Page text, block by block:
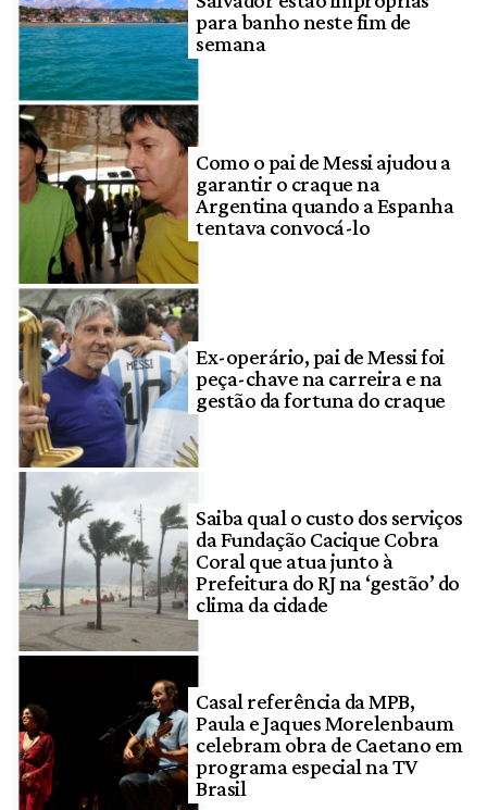
para banho neste fim de
semana
Como o pai de Messi ajudou a
garantir o craque na
Argentina quando a Espanha
tentava convocá-lo
Ex-operário, pai de Messi foi
peça-chave na carreira e na
gestão da fortuna do craque
Saiba qual o custo dos serviços
da Fundação Cacique Cobra
Coral que atua junto à
Prefeitura do RJ na ‘gestão’ do
clima da cidade
Casal referência da MPB,
Paula e Jaques Morelenbaum
celebram obra de Caetano em
programa especial na TV
Brasil